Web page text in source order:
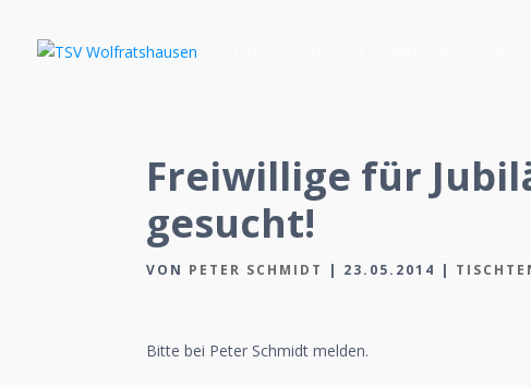
Freiwillige für
gesucht!
VON PETER SCHMIDT | 23.05.2014 |
Bitte bei Peter Schmidt melden.